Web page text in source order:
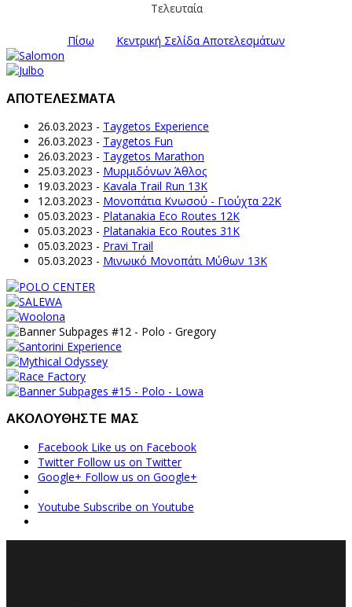
Τελευταία
Πίσω Κεντρική Σελίδα Αποτελεσμάτων
ΑΠΟΤΕΛΕΣΜΑΤΑ
26.03.2023 - Taygetos Experience
26.03.2023 - Taygetos Fun
26.03.2023 - Taygetos Marathon
25.03.2023 - Μυρμιδόνων Άθλος
19.03.2023 - Kavala Trail Run 13K
12.03.2023 - Μονοπάτια Κνωσού - Γιούχτα 22Κ
05.03.2023 - Platanakia Eco Routes 12K
05.03.2023 - Platanakia Eco Routes 31K
05.03.2023 - Pravi Trail
05.03.2023 - Μινωικό Μονοπάτι Μύθων 13Κ
ΑΚΟΛΟΥΘΗΣΤΕ ΜΑΣ
Facebook Like us on Facebook
Twitter Follow us on Twitter
Google+ Follow us on Google+
Youtube Subscribe on Youtube